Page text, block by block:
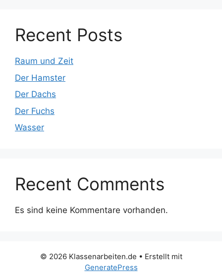
Recent Posts
Raum und Zeit
Der Hamster
Der Dachs
Der Fuchs
Wasser
Recent Comments
Es sind keine Kommentare vorhanden.
© 2026 Klassenarbeiten.de • Erstellt mit
GeneratePress